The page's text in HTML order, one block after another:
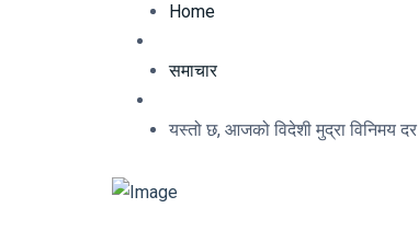
Home
समाचार
यस्तो छ, आजको विदेशी मुद्रा विनिमय दर